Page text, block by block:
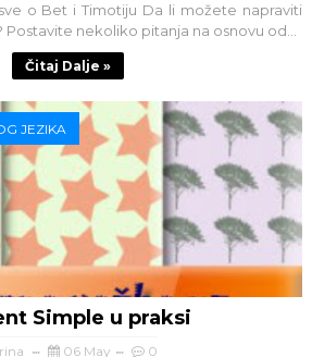
o Bet i Timotiju Da li možete napraviti
Postavite nekoliko pitanja na osnovu od...
Čitaj Dalje »
JEZIKA
Simple u praksi
06 May 0